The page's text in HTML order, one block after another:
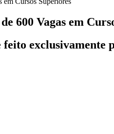
600 Vagas em
exclusivamente